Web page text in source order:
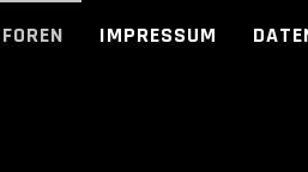
FOREN IMPRESSUM